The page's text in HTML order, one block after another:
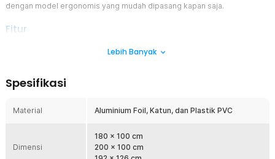
dengan model ergonomis yang mudah dipasang kapan saja.
Fitur
dengan maksimal. Suhu tetap terjaga dan tidak ada lagi interior
Aman dan Praktis
mudah dipasang dalam hitungan menit. Rangka seperti payung
kokoh untuk cegah produk Tohuu lepas saat digunakan.
Lebih Banyak
Spesifikasi
Material Aluminium Foil, Katun, dan Plastik PVC
Dimensi
180 x 100 cm
200 x 100 cm